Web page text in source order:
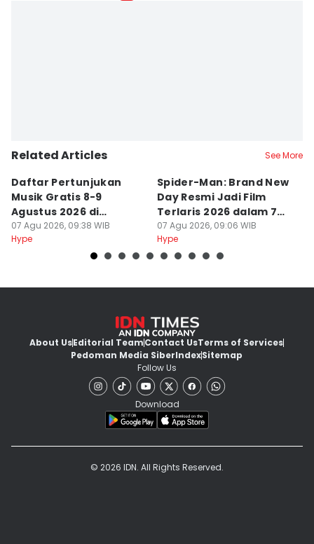
Related Articles See More
Daftar Pertunjukan
Musik Gratis 8-9
Agustus 2026 di
Jakarta, Ada Afgan
07 Agu 2026, 09:38 WIB
Hype
Spider-Man: Brand New
Day Resmi Jadi Film
Terlaris 2026 dalam 7
Hari
07 Agu 2026, 09:06 WIB
Hype
About UsEditorial TeamContact UsTerms of Services
Pedoman Media SiberIndexSitemap
Follow Us
Download
© 2026 IDN. All Rights Reserved.